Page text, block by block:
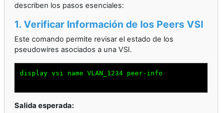
describen los pasos esenciales:
1. Verificar Información de los Peers VSI
Este comando permite revisar el estado de los
pseudowires asociados a una VSI.
display vsi name VLAN_1234 peer-info
Salida esperada: